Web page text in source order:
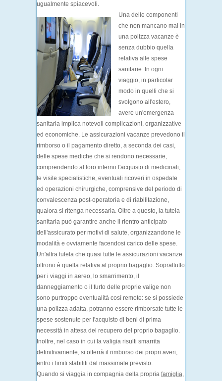
ugualmente spiacevoli.
Una delle componenti
che non mancano mai in
una polizza vacanze è
senza dubbio quella
relativa alle spese
sanitarie. In ogni
viaggio, in particolar
modo in quelli che si
svolgono all'estero,
avere un'emergenza
sanitaria implica notevoli complicazioni, organizzative
ed economiche. Le assicurazioni vacanze prevedono il
rimborso o il pagamento diretto, a seconda dei casi,
delle spese mediche che si rendono necessarie,
comprendendo al loro interno l'acquisto di medicinali,
le visite specialistiche, eventuali ricoveri in ospedale
ed operazioni chirurgiche, comprensive del periodo di
convalescenza post-operatoria e di riabilitazione,
qualora si ritenga necessaria. Oltre a questo, la tutela
sanitaria può garantire anche il rientro anticipato
dell'assicurato per motivi di salute, organizzandone le
modalità e ovviamente facendosi carico delle spese.
Un'altra tutela che quasi tutte le assicurazioni vacanze
offrono è quella relativa al proprio bagaglio. Soprattutto
per i viaggi in aereo, lo smarrimento, il
danneggiamento o il furto delle proprie valige non
sono purtroppo eventualità così remote: se si possiede
una polizza adatta, potranno essere rimborsate tutte le
spese sostenute per l'acquisto di beni di prima
necessità in attesa del recupero del proprio bagaglio.
Inoltre, nel caso in cui la valigia risulti smarrita
definitivamente, si otterrà il rimborso dei propri averi,
entro i limiti stabiliti dal massimale previsto.
Quando si viaggia in compagnia della propria famiglia,